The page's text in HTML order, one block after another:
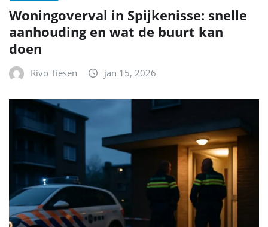
Woningoverval in Spijkenisse: snelle
aanhouding en wat de buurt kan
doen
Rivo Tiesen jan 15, 2026